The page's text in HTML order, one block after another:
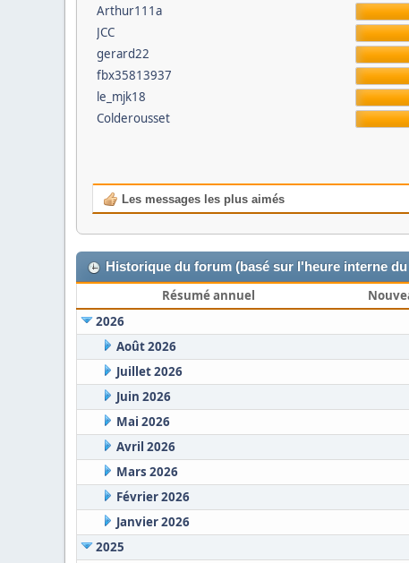
Arthur111a
JCC
gerard22
fbx35813937
le_mjk18
Colderousset
Les messages les plus aimés
Historique du forum (basé sur l'heure interne
Résumé annuel
2026
Août 2026
Juillet 2026
Juin 2026
Mai 2026
Avril 2026
Mars 2026
Février 2026
Janvier 2026
2025